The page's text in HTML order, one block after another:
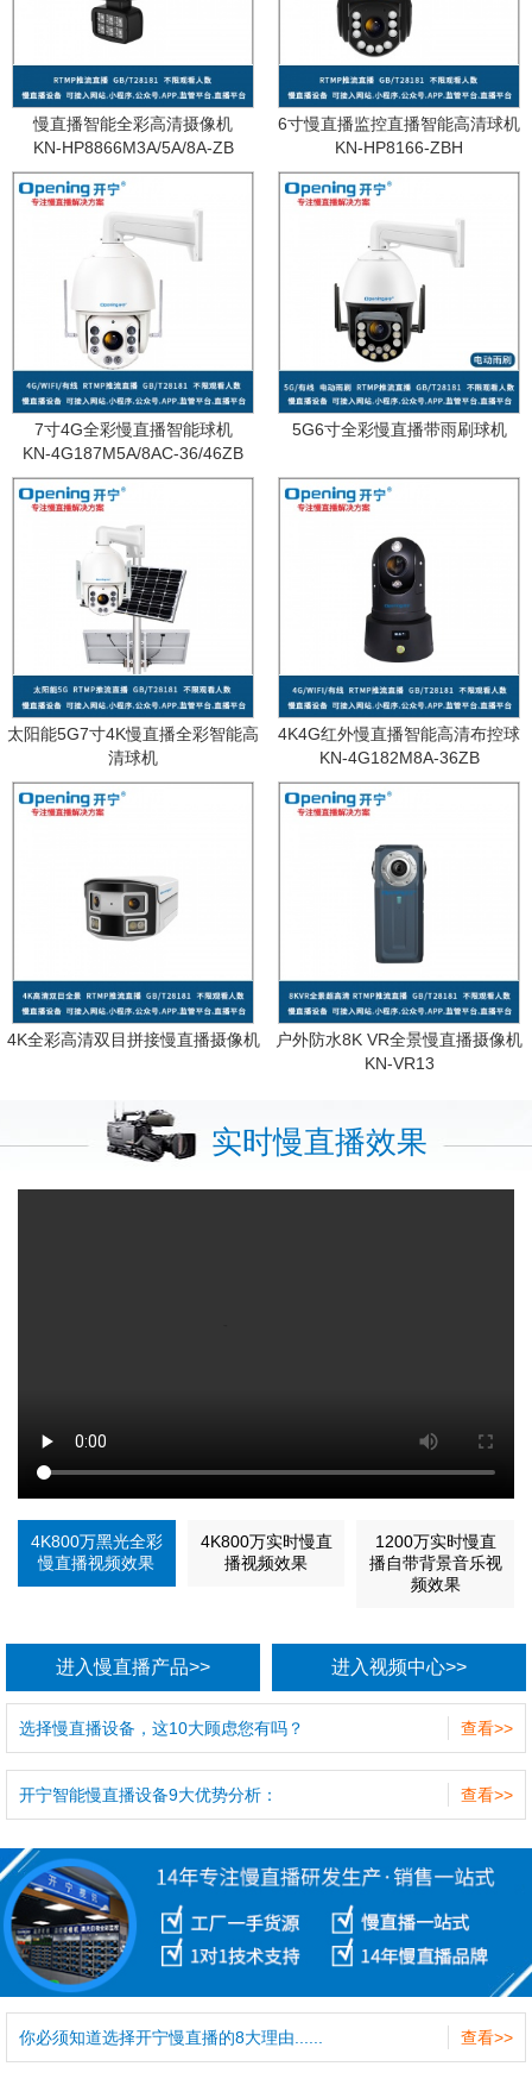
慢直播智能全彩高清摄像机
KN-HP8866M3A/5A/8A-ZB
6寸慢直播监控直播智能高清球机
KN-HP8166-ZBH
7寸4G全彩慢直播智能球机
KN-4G187M5A/8AC-36/46ZB
5G6寸全彩慢直播带雨刷球机
太阳能5G7寸4K慢直播全彩智能高
清球机
4K4G红外慢直播智能高清布控球
KN-4G182M8A-36ZB
4K全彩高清双目拼接慢直播摄像机
户外防水8K VR全景慢直播摄像机
KN-VR13
实时慢直播效果
4K800万黑光全彩
慢直播视频效果
4K800万实时慢直
播视频效果
1200万实时慢直
播自带背景音乐视
频效果
进入慢直播产品>> 进入视频中心>>
查看>>
选择慢直播设备，这10大顾虑您有吗？
查看>>
开宁智能慢直播设备9大优势分析：
查看>>
你必须知道选择开宁慢直播的8大理由......